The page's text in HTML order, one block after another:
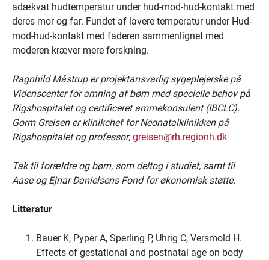
adækvat hudtemperatur under hud-mod-hud-kontakt med
deres mor og far. Fundet af lavere temperatur under Hud-
mod-hud-kontakt med faderen sammenlignet med
moderen kræver mere forskning.
Ragnhild Måstrup er projektansvarlig sygeplejerske på
Videnscenter for amning af børn med specielle behov på
Rigshospitalet og certificeret ammekonsulent (IBCLC).
Gorm Greisen er klinikchef for Neonatalklinikken på
Rigshospitalet og professor; greisen@rh.regionh.dk
Tak til forældre og børn, som deltog i studiet, samt til
Aase og Ejnar Danielsens Fond for økonomisk støtte.
Litteratur
Bauer K, Pyper A, Sperling P, Uhrig C, Versmold H.
Effects of gestational and postnatal age on body